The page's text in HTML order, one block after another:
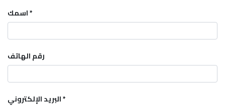
اسمك
رقم الهاتف
البريد الإلكتروني